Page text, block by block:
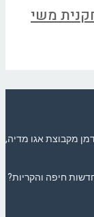
משי
מקבוצת אגו מדיה,
חיפה והקריות?